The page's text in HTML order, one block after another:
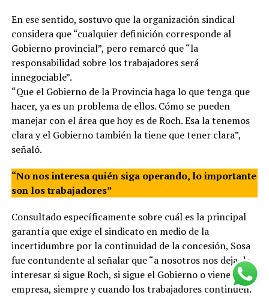
En ese sentido, sostuvo que la organización sindical
considera que “cualquier definición corresponde al
Gobierno provincial”, pero remarcó que “la
responsabilidad sobre los trabajadores será
innegociable”.
“Que el Gobierno de la Provincia haga lo que tenga que
hacer, ya es un problema de ellos. Cómo se pueden
manejar con el área que hoy es de Roch. Esa la tenemos
clara y el Gobierno también la tiene que tener clara”,
señaló.
“No nos interesa quién siga operando, lo importante
son los trabajadores”
Consultado específicamente sobre cuál es la principal
garantía que exige el sindicato en medio de la
incertidumbre por la continuidad de la concesión, Sosa
fue contundente al señalar que “a nosotros nos deja de
interesar si sigue Roch, si sigue el Gobierno o viene otra
empresa, siempre y cuando los trabajadores continúen.